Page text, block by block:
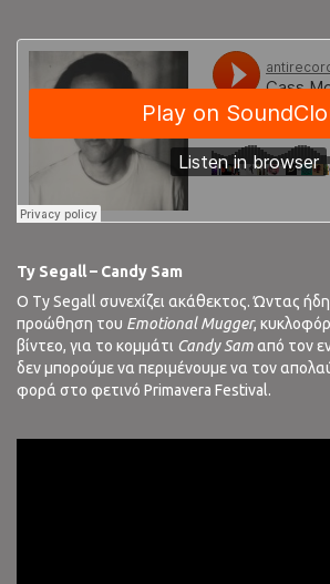
Ty Segall – Candy Sam
Ο Ty Segall συνεχίζει ακάθεκτος. Ώντας
προώθηση του Emotional Mugger,
βίντεο, για το κομμάτι Candy Samαπό τον
δεν μπορούμε να περιμένουμε να τον
φορά στο φετινό Primavera Festival.